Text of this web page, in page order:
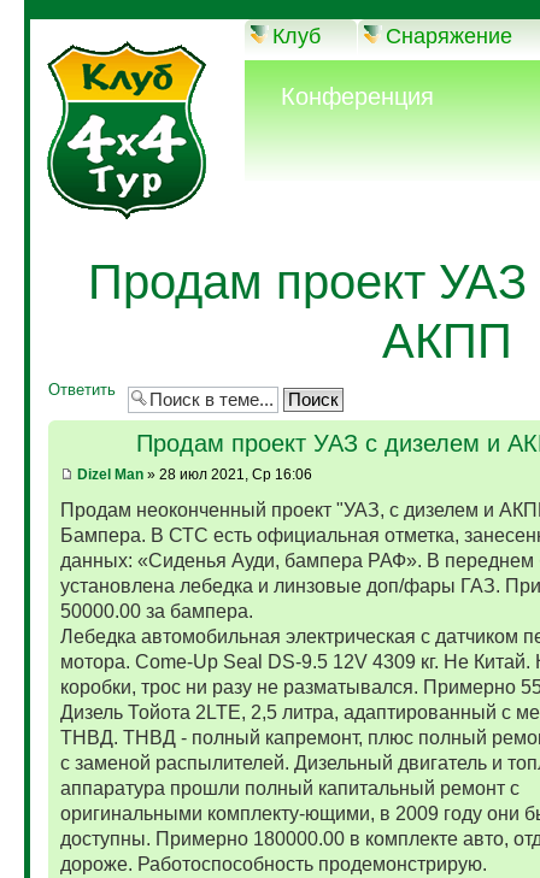
Клуб Снаряжение
Конференция
Продам проект УАЗ
АКПП
Ответить
Продам проект УАЗ с дизелем и
Dizel Man» 28 июл 2021, Ср 16:06
Продам неоконченный проект "УАЗ, с дизелем и
Бампера. В СТС есть официальная отметка,
данных: «Сиденья Ауди, бампера РАФ». В переднем
установлена лебедка и линзовые доп/фары ГАЗ.
50000.00 за бампера.
Лебедка автомобильная электрическая с датчиком
мотора. Come-Up Seal DS-9.5 12V 4309 кг. Не Китай.
коробки, трос ни разу не разматывался. Примерно
Дизель Тойота 2LTE, 2,5 литра, адаптированный с
ТНВД. ТНВД - полный капремонт, плюс полный
с заменой распылителей. Дизельный двигатель и
аппаратура прошли полный капитальный ремонт с
оригинальными комплекту-ющими, в 2009 году они
доступны. Примерно 180000.00 в комплекте авто,
дороже. Работоспособность продемонстрирую.